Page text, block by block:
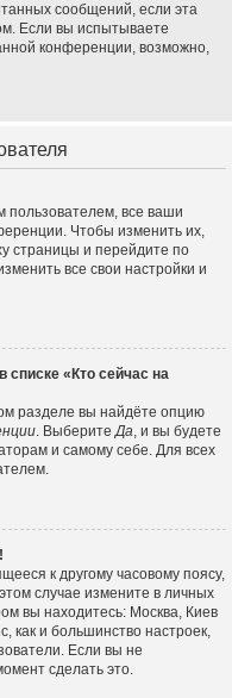
сообщений, если эта
Если вы испытываете
конференции, возможно,
пользователем, все ваши
Чтобы изменить их,
страницы и перейдите по
все свои настройки и
списке «Кто сейчас на
разделе вы найдёте опцию
. ВыберитеДа, и вы будете
и самому себе. Для всех
к другому часовому поясу,
случае измените в личных
вы находитесь: Москва, Киев
как и большинство настроек,
Если вы не
сделать это.